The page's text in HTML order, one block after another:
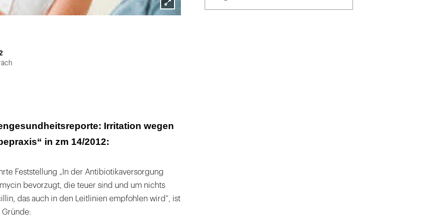
Lightbox
Irritation wegen
in zm 14/2012:
Feststellung „In der Antibiotikaversorgung
bevorzugt, die teuer sind und um nichts
das auch in den Leitlinien empfohlen wird“, ist
Gründe: